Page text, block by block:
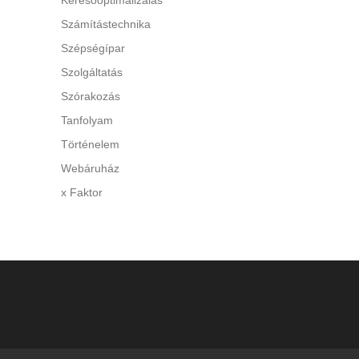
Számítástechnika
Szépségípar
Szolgáltatás
Szórakozás
Tanfolyam
Történelem
Webáruház
x Faktor